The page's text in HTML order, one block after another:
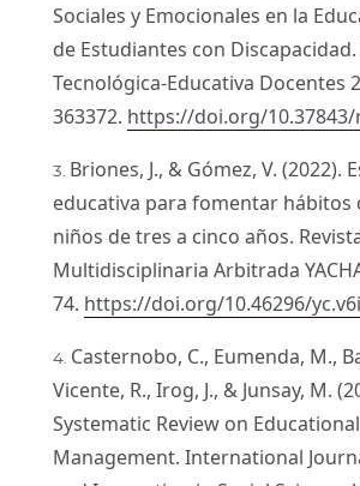
Sociales y Emocionales en la
de Estudiantes con Discapacidad.
Tecnológica-Educativa Docentes
363372. https://doi.org/10.37843/
Briones, J., & Gómez, V. (2022).
educativa para fomentar hábitos
niños de tres a cinco años.
Multidisciplinaria Arbitrada
74. https://doi.org/10.46296/
Casternobo, C., Eumenda, M.,
Vicente, R., Irog, J., & Junsay, M.
Systematic Review on
Management. International